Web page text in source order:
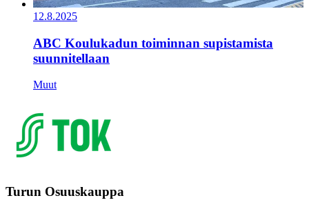
12.8.2025
ABC Koulukadun toiminnan supistamista
suunnitellaan
Muut
Turun Osuuskauppa